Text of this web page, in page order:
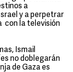
a
y a perpetrar
con la televisión
Ismail
no doblegarán
de Gaza es